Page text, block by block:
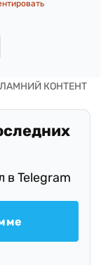
в Telegram